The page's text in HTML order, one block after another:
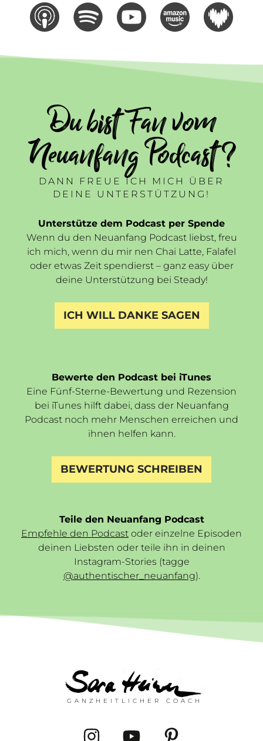
Du bist Fan vom
Neuanfang Podcast ?
DANN FREUE ICH MICH ÜBER
DEINE UNTERSTÜTZUNG!
Unterstütze dem Podcast per Spende
Wenn du den Neuanfang Podcast liebst, freu
ich mich, wenn du mir nen Chai Latte, Falafel
oder etwas Zeit spendierst – ganz easy über
deine Unterstützung bei Steady!
ICH WILL DANKE SAGEN
Bewerte den Podcast bei iTunes
Eine Fünf-Sterne-Bewertung und Rezension
bei iTunes hilft dabei, dass der Neuanfang
Podcast noch mehr Menschen erreichen und
ihnen helfen kann.
BEWERTUNG SCHREIBEN
Teile den Neuanfang Podcast
Empfehle den Podcast oder einzelne Episoden
deinen Liebsten oder teile ihn in deinen
Instagram-Stories (tagge
@authentischer_neuanfang).
GANZHEITLICHER COACH